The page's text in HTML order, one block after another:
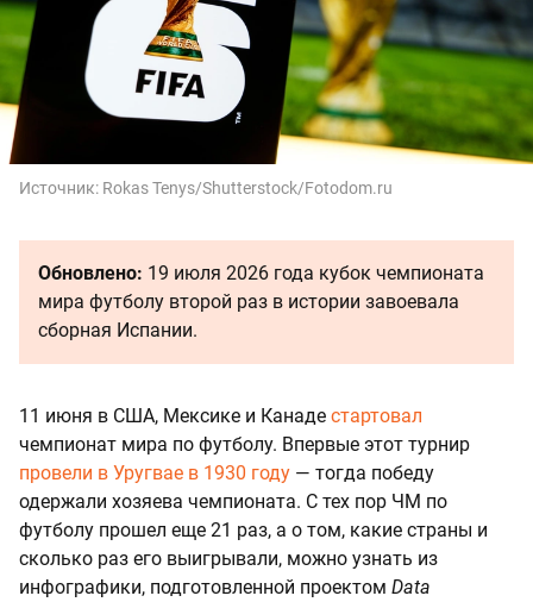
Источник: Rokas Tenys/Shutterstock/Fotodom.ru
Обновлено: 19 июля 2026 года кубок чемпионата
мира футболу второй раз в истории завоевала
сборная Испании.
11 июня в США, Мексике и Канаде стартовал
чемпионат мира по футболу. Впервые этот турнир
провели в Уругвае в 1930 году — тогда победу
одержали хозяева чемпионата. С тех пор ЧМ по
футболу прошел еще 21 раз, а о том, какие страны и
сколько раз его выигрывали, можно узнать из
инфографики, подготовленной проектом Data